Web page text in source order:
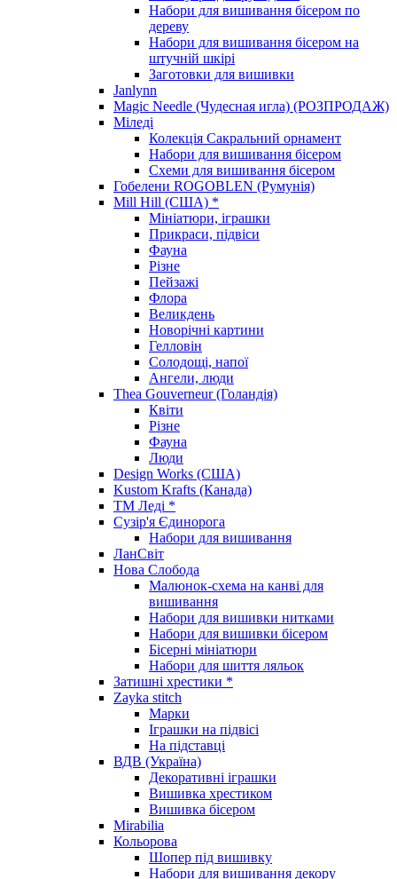
Набори для вишивання бісером по
дереву
Набори для вишивання бісером на
штучній шкірі
Заготовки для вишивки
Janlynn
Magic Needle (Чудесная игла) (РОЗПРОДАЖ)
Міледі
Колекція Сакральний орнамент
Набори для вишивання бісером
Схеми для вишивання бісером
Гобелени ROGOBLEN (Румунія)
Mill Hill (США) *
Мініатюри, іграшки
Прикраси, підвіси
Фауна
Різне
Пейзажі
Флора
Великдень
Новорічні картини
Гелловін
Солодощі, напої
Ангели, люди
Thea Gouverneur (Голандія)
Квіти
Різне
Фауна
Люди
Design Works (США)
Kustom Krafts (Канада)
ТМ Леді *
Сузір'я Єдинорога
Набори для вишивання
ЛанСвіт
Нова Слобода
Малюнок-схема на канві для
вишивання
Набори для вишивки нитками
Набори для вишивки бісером
Бісерні мініатюри
Набори для шиття ляльок
Затишні хрестики *
Zayka stitch
Марки
Іграшки на підвісі
На підставці
ВДВ (Україна)
Декоративні іграшки
Вишивка хрестиком
Вишивка бісером
Mirabilia
Кольорова
Шопер під вишивку
Набори для вишивання декору